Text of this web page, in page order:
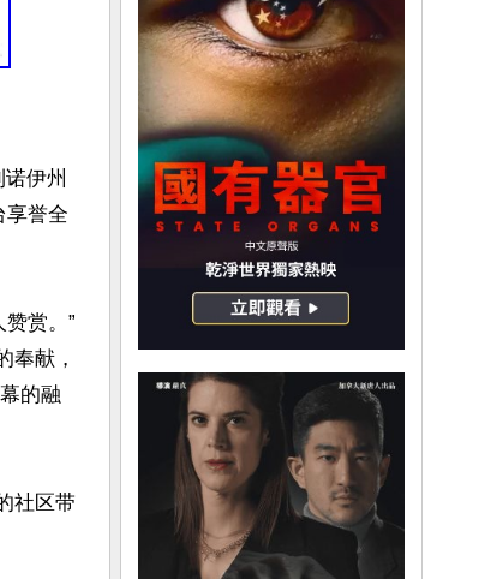
伊州
享誉全
赏。”
奉献，
的融
社区带